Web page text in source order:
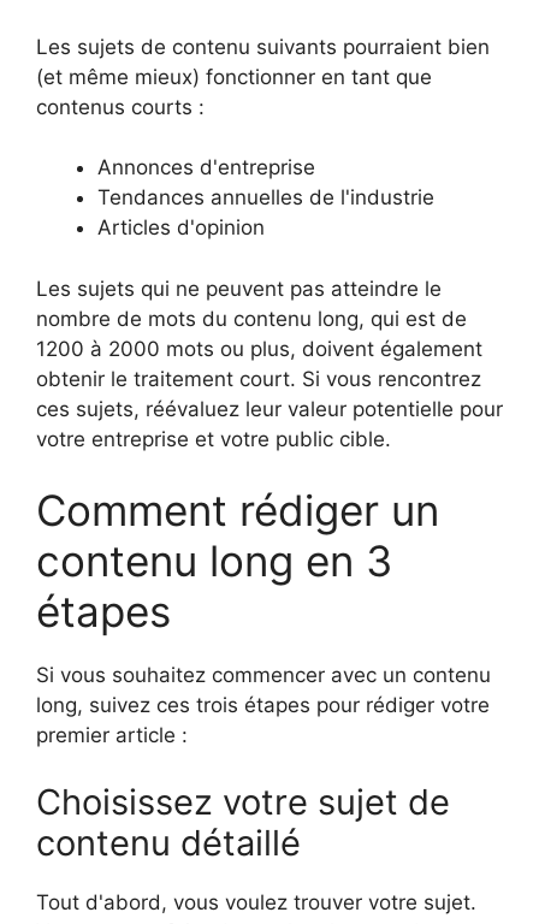
Les sujets de contenu suivants pourraient bien
(et même mieux) fonctionner en tant que
contenus courts :
Annonces d'entreprise
Tendances annuelles de l'industrie
Articles d'opinion
Les sujets qui ne peuvent pas atteindre le
nombre de mots du contenu long, qui est de
1200 à 2000 mots ou plus, doivent également
obtenir le traitement court. Si vous rencontrez
ces sujets, réévaluez leur valeur potentielle pour
votre entreprise et votre public cible.
Comment rédiger un
contenu long en 3
étapes
Si vous souhaitez commencer avec un contenu
long, suivez ces trois étapes pour rédiger votre
premier article :
Choisissez votre sujet de
contenu détaillé
Tout d'abord, vous voulez trouver votre sujet.